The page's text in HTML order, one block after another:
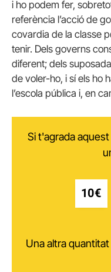
i ho podem fer,
referència l’acció de
covardia de la classe
tenir. Dels governs
diferent; dels
de voler-ho, i sí els ho
l’escola pública i, en
Si t'agrada
10€
Una altra